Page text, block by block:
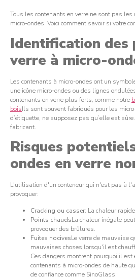
Tous les contenants en verre ne sont pas
micro-ondes. Voici comment savoir si votre
Identification des
verre à micro-
Les contenants à micro-ondes ont un
une icône micro-ondes ou des lignes
contenants en verre plus forts, comme notre
boisIls sont souvent fabriqués pour les
d’étiquette, ne supposez pas qu’elle est
fabricant.
Risques
ondes en verre
L'utilisation d'un conteneur qui n'est pas à
provoquer:
Cracking ou casser: La chaleur
Points chaudsLa chaleur inégale
provoquer des brûlures.
Fuites nocivesLe verre de mauvaise
mauvaises choses lorsqu'il est
Ces dangers montrent pourquoi il est
contenants à micro-ondes de haute
de confiance comme SinoGlass.